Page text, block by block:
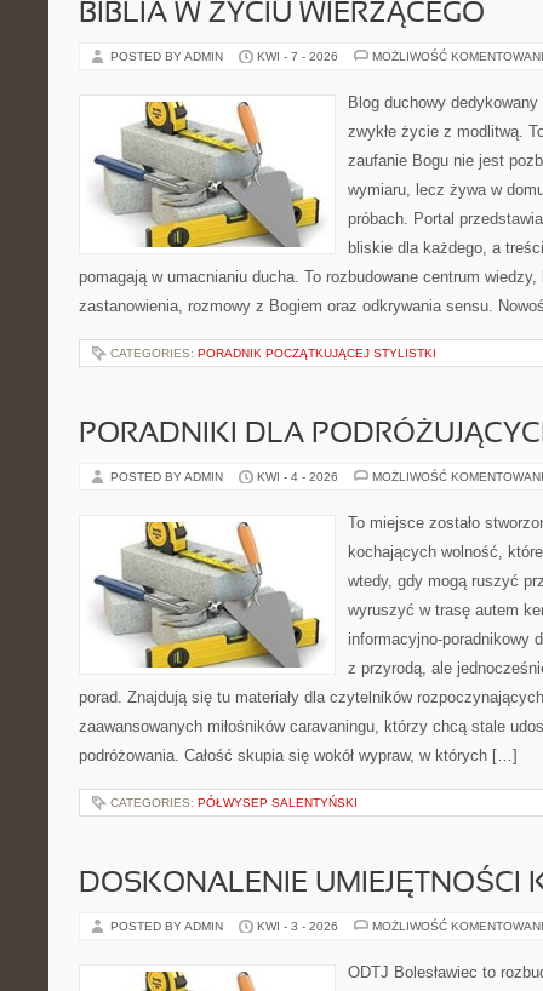
BIBLIA W ŻYCIU WIERZĄCEGO
POSTED BY ADMIN KWI - 7 - 2026 MOŻLIWOŚĆ
Blog duchowy
zwykłe życie z modlitwą.
zaufanie Bogu nie jest
wymiaru, lecz żywa w
próbach. Portal
bliskie dla każdego, a
pomagają w umacnianiu ducha. To rozbudowane centrum
zastanowienia, rozmowy z Bogiem oraz odkrywania sensu.
CATEGORIES: PORADNIK POCZĄTKUJĄCEJ STYLISTKI
PORADNIKI DLA
POSTED BY ADMIN KWI - 4 - 2026 MOŻLIWOŚĆ
To miejsce zostało
kochających wolność,
wtedy, gdy mogą ruszyć
wyruszyć w trasę autem
informacyjno-poradnikowy
z przyrodą, ale
porad. Znajdują się tu materiały dla czytelników
zaawansowanych miłośników caravaningu, którzy chcą stale
podróżowania. Całość skupia się wokół wypraw, w których […]
CATEGORIES: PÓŁWYSEP SALENTYŃSKI
DOSKONALENIE UMIEJĘTNOŚCI
POSTED BY ADMIN KWI - 3 - 2026 MOŻLIWOŚĆ
ODTJ Bolesławiec to